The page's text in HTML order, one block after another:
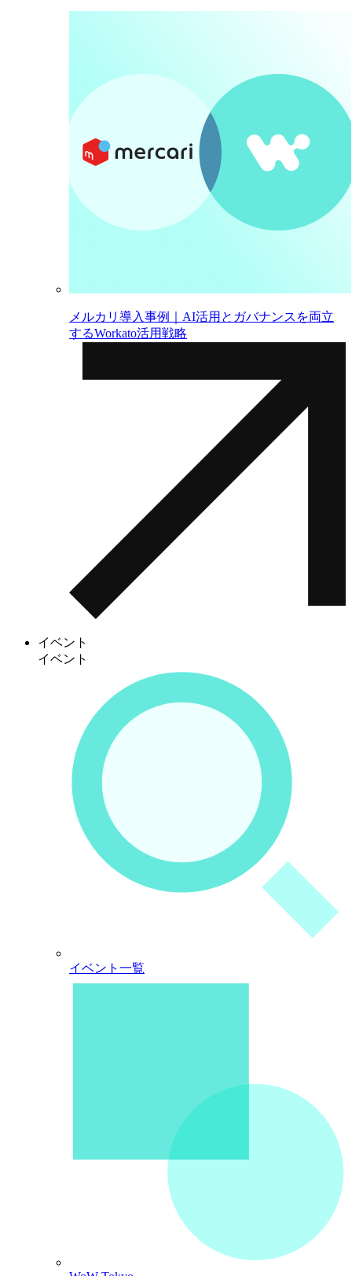
メルカリ導入事例｜AI活用とガバナンスを両立
するWorkato活用戦略
イベント
イベント
イベント一覧